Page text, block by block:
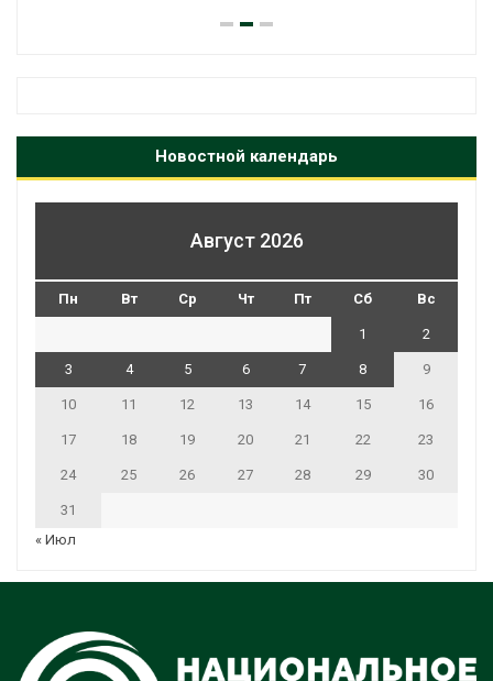
Новостной календарь
Август 2026
Пн Вт Ср Чт Пт Сб Вс
1 2
3 4 5 6 7 8 9
10 11 12 13 14 15 16
17 18 19 20 21 22 23
24 25 26 27 28 29 30
31
« Июл